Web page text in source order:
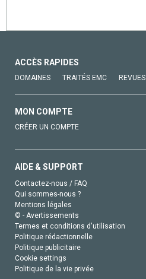
ACCÈS RAPIDES
DOMAINES TRAITÉS EMC REVUES
MON COMPTE
CRÉER UN COMPTE
AIDE & SUPPORT
Contactez-nous / FAQ
Qui sommes-nous ?
Mentions légales
© - Avertissements
Termes et conditions d'utilisation
Politique rédactionnelle
Politique publicitaire
Cookie settings
Politique de la vie privée